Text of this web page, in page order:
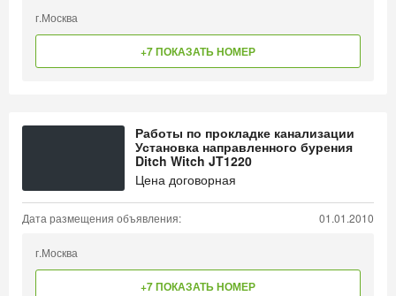
г.Москва
+7 ПОКАЗАТЬ НОМЕР
Работы по прокладке канализации
Установка направленного бурения
Ditch Witch JT1220
Цена договорная
Дата размещения объявления: 01.01.2010
г.Москва
+7 ПОКАЗАТЬ НОМЕР